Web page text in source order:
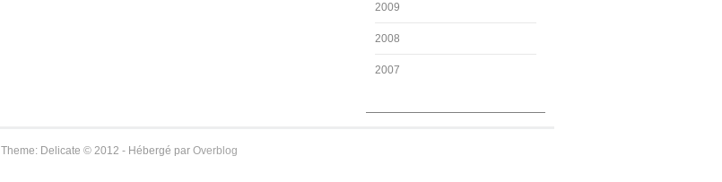
2009
2008
2007
Theme: Delicate © 2012 - Hébergé par Overblog